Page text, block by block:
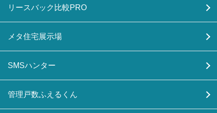
リースバック比較PRO
メタ住宅展示場
SMSハンター
管理戸数ふえるくん